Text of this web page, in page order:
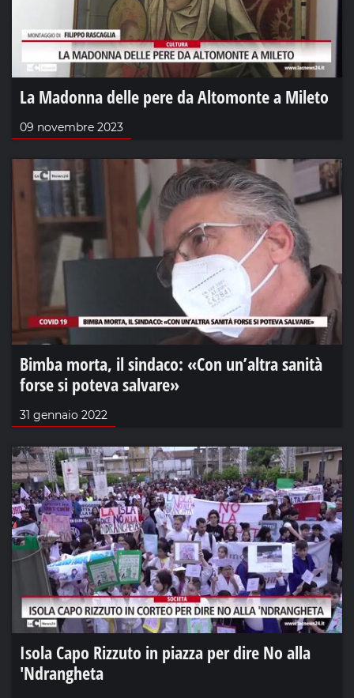
La Madonna delle pere da Altomonte a Mileto
09 novembre 2023
Bimba morta, il sindaco: «Con un’altra sanità
forse si poteva salvare»
31 gennaio 2022
Isola Capo Rizzuto in piazza per dire No alla
'Ndrangheta